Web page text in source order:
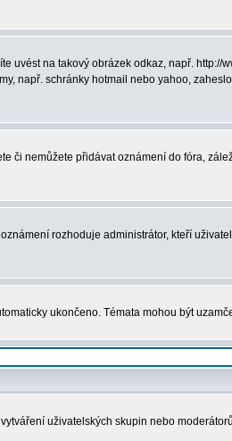
uvést na takový obrázek odkaz, např. http://
např. schránky hotmail nebo yahoo,
či nemůžete přidávat oznámení do fóra,
rozhoduje administrátor, kteří
ukončeno. Témata mohou být
uživatelských skupin nebo